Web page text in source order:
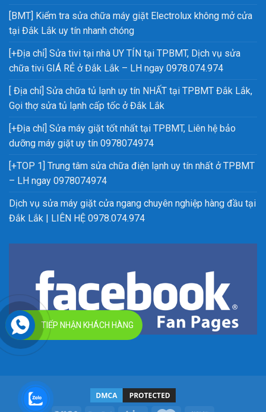
[BMT] Kiểm tra sửa chữa máy giặt Electrolux không mở cửa
tại Đắk Lắk uy tín nhanh chóng
[+Địa chỉ] Sửa tivi tại nhà UY TÍN tại TPBMT, Dịch vụ sửa
chữa tivi GIÁ RẺ ở Đắk Lắk – LH ngay 0978.074.974
[ Địa chỉ] Sửa chữa tủ lạnh uy tín NHẤT tại TPBMT Đắk Lắk,
Gọi thợ sửa tủ lạnh cấp tốc ở Đắk Lắk
[+Địa chỉ] Sửa máy giặt tốt nhất tại TPBMT, Liên hệ bảo
dưỡng máy giặt uy tín 0978074974
[+TOP 1] Trung tâm sửa chữa điện lạnh uy tín nhất ở TPBMT
– LH ngay 0978074974
Dịch vụ sửa máy giặt cửa ngang chuyên nghiệp hàng đầu tại
Đắk Lắk | LIÊN HỆ 0978.074.974
TIẾP NHẬN KHÁCH HÀNG